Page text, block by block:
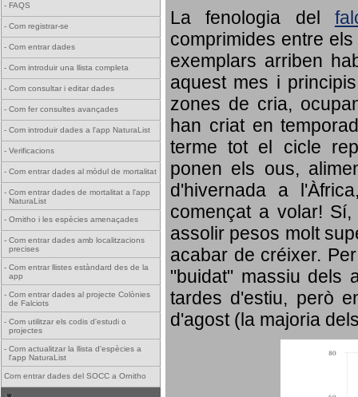
- FAQS
- Com registrar-se
- Com entrar dades
- Com introduir una llista completa
- Com consultar i editar dades
- Com fer consultes avançades
- Com introduir dades a l'app NaturaList
- Verificacions
- Com entrar dades al mòdul de mortalitat
- Com entrar dades de mortalitat a l'app
NaturaList
- Ornitho i les espècies amenaçades
- Com entrar dades amb localitzacions
precises
- Com entrar llistes estàndard des de la
app
- Com entrar dades al projecte Colònies
de Falciots
- Com utilitzar els codis d'estudi o
projectes
- Com actualitzar la llista d'espècies a
l'app NaturaList
Com entrar dades del SOCC a Ornitho
La fenologia del
comprimides entre
exemplars arriben
aquest mes i
zones de cria,
han criat en
terme tot el cicle
ponen els ous,
d'hivernada a
començat a volar!
assolir pesos molt
acabar de créixer.
"buidat" massiu dels
tardes d'estiu, però
d'agost (la majoria